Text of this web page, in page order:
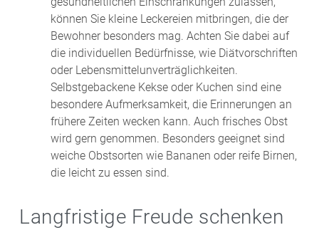
können Sie kleine Leckereien mitbringen, die der
Bewohner besonders mag. Achten Sie dabei auf
die individuellen Bedürfnisse, wie Diätvorschriften
oder Lebensmittelunverträglichkeiten.
Selbstgebackene Kekse oder Kuchen sind eine
besondere Aufmerksamkeit, die Erinnerungen an
frühere Zeiten wecken kann. Auch frisches Obst
wird gern genommen. Besonders geeignet sind
weiche Obstsorten wie Bananen oder reife Birnen,
die leicht zu essen sind.
Langfristige Freude schenken